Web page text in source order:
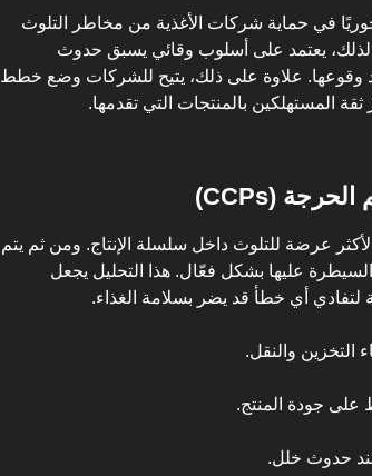
في حماية شركات الأغذية من مخاطر التلوث
لذلك، يعتمد على أسلوب وقائي يسبق حدوث
وقوعها. علاوة على ذلك، يتيح للشركات وضع خطط
المستهلكين بالمنتجات التي تقدمها.
عرضة للتلوث داخل سلسلة الإنتاج. ومن ثم يتم
عليها بشكل فعّال. هذا التحليل يجعل
لتفادي أي خطأ قد يضر بسلامة الغذاء.
التخزين والنقل.
على جودة المنتج.
عند حدوث خلل.